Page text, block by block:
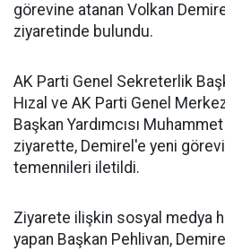
görevine atanan Volkan
ziyaretinde bulundu.
AK Parti Genel Sekreterlik
Hızal ve AK Parti Genel
Başkan Yardımcısı Muhammet
ziyarette, Demirel'e yeni
temennileri iletildi.
Ziyarete ilişkin sosyal medya
yapan Başkan Pehlivan,